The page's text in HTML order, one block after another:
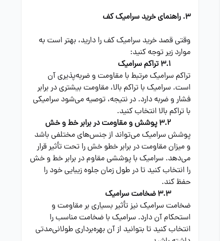
3. راهنمای خرید سرامیک کف
وقتی قصد خرید سرامیک کف را دارید، بهتر است به
موارد زیر توجه کنید:
3.1 تراکم سرامیک
تراکم سرامیک مرتبط با مقاومت و ضربه‌پذیری آن
است. سرامیک با تراکم بالا، مقاومت بیشتری در برابر
فشار و ضربه دارد. در نتیجه، توصیه می‌شود سرامیکی
با تراکم بالا انتخاب کنید.
3.2 پوشش و مقاومت در برابر خط و خش
پوشش سرامیک می‌تواند از جنس‌های مختلفی باشد
و میزان مقاومت در برابر خطو خش را تحت تأثیر قرار
می‌دهد. سرامیک با پوششی مقاوم در برابر خط و خش
را انتخاب کنید تا در طول زمان جلوه زیبایی خود را
حفظ کند.
3.3 ضخامت سرامیک
ضخامت سرامیک نیز تأثیر بسیاری بر مقاومت و
استحکام آن دارد. سرامیک با ضخامت مناسب را
انتخاب کنید تا بتوانید از آن بهره‌برداری طولانی‌مدتی